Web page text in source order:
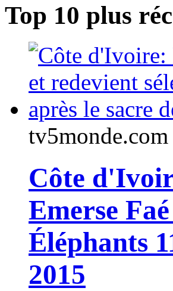
Top 10 plus
Côte
Emerse
Éléphants
2015